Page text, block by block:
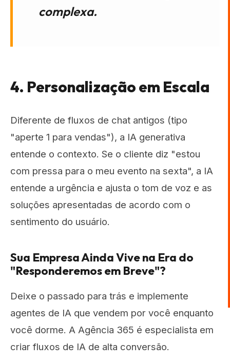
complexa.
4. Personalização em Escala
Diferente de fluxos de chat antigos (tipo
"aperte 1 para vendas"), a IA generativa
entende o contexto. Se o cliente diz "estou
com pressa para o meu evento na sexta", a IA
entende a urgência e ajusta o tom de voz e as
soluções apresentadas de acordo com o
sentimento do usuário.
Sua Empresa Ainda Vive na Era do
"Responderemos em Breve"?
Deixe o passado para trás e implemente
agentes de IA que vendem por você enquanto
você dorme. A Agência 365 é especialista em
criar fluxos de IA de alta conversão.